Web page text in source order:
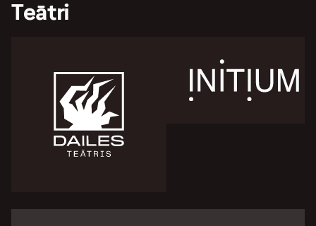
Teātri